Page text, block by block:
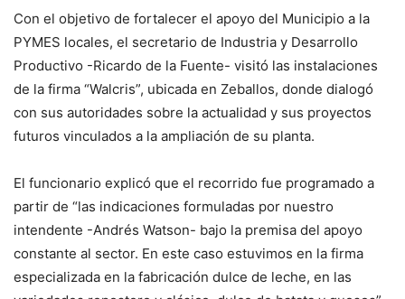
Con el objetivo de fortalecer el apoyo del Municipio a la
PYMES locales, el secretario de Industria y Desarrollo
Productivo -Ricardo de la Fuente- visitó las instalaciones
de la firma “Walcris”, ubicada en Zeballos, donde dialogó
con sus autoridades sobre la actualidad y sus proyectos
futuros vinculados a la ampliación de su planta.
El funcionario explicó que el recorrido fue programado a
partir de “las indicaciones formuladas por nuestro
intendente -Andrés Watson- bajo la premisa del apoyo
constante al sector. En este caso estuvimos en la firma
especializada en la fabricación dulce de leche, en las